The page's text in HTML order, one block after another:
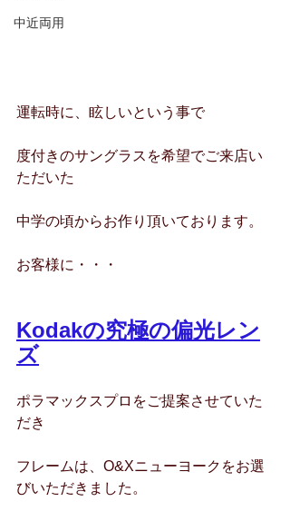
中近両用
運転時に、眩しいという事で
度付きのサングラスを希望でご来店い
ただいた
中学の頃からお作り頂いております。
お客様に・・・
Kodakの究極の偏光レン
ズ
ポラマックスプロをご提案させていた
だき
フレームは、O&Xニューヨークをお選
びいただきました。